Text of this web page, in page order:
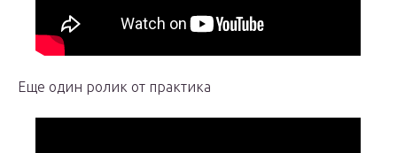
Еще один ролик от практика